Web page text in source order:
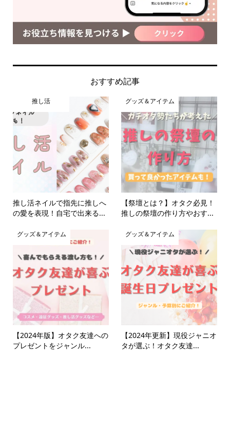
おすすめ記事
推し活
推し活ネイルで指先に推しへ
の愛を表現！自宅で出来る...
グッズ＆アイテム
【祭壇とは？】オタク必見！
推しの祭壇の作り方やおす...
グッズ＆アイテム
【2024年版】オタク友達への
プレゼントをジャンル...
グッズ＆アイテム
【2024年更新】現役ジャニオ
タが選ぶ！オタク友達...